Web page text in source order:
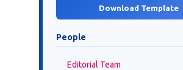
Download Template
People
Editorial Team